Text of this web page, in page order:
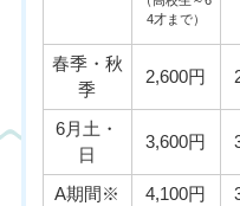
4才まで）
春季・秋
季
2,600円
6月土・
日
3,600円
A期間※ 4,100円